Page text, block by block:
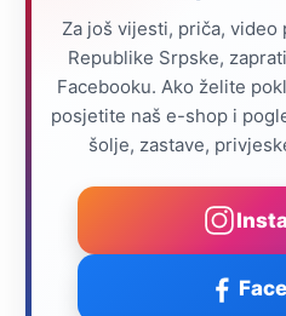
Za još vijesti, priča,
Republike Srpske,
Facebooku. Ako želite
posjetite naš e-shop i
šolje, zastave,